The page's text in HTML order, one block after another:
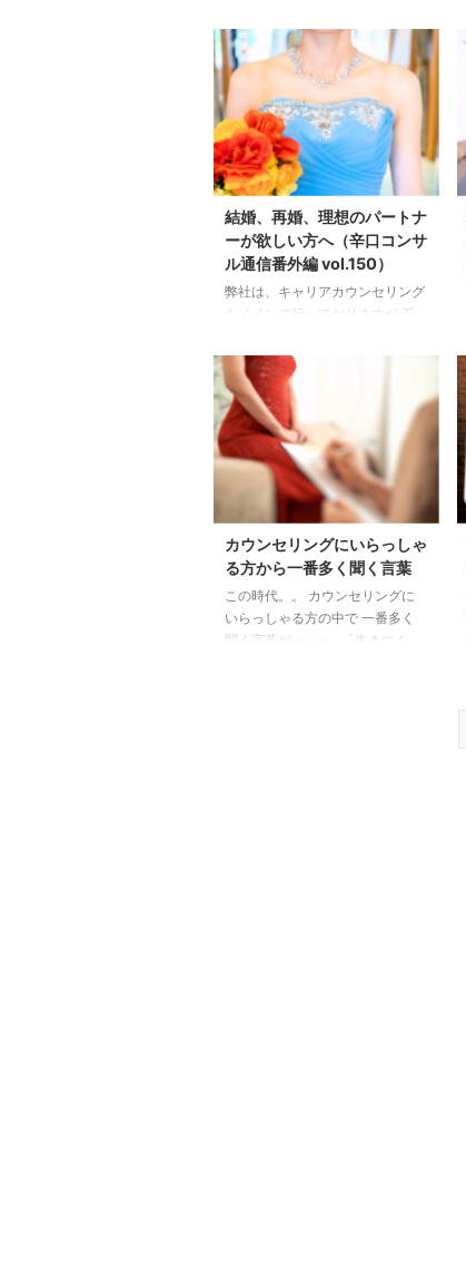
いますが・・・ お台場で一番好
きな商業施設でした。
この
景色がなくなってしまうなん
て・・勿体ない。 ハワイアンフ
ェスティバルも、本当に良かっ
た。
先週、仕事の関係でお
台場にやっと行けました。 いつ
もお世話になっている ショップ
のスタッフさんににご挨拶。 と
ても親切で、無理に売らない姿勢
お手紙や、私が欲しかったものが
入ると お電話をいただいた
り・・・ （売上の為と言われた
結婚、再婚、理想のパートナ
ーが欲しい方へ（辛口コンサ
ル通信番外編 vol.150）
弊社は、キャリアカウンセリング
もメインで行っておりますが 不
されないんだ」と 自己肯定感が
低くなり→更に自信を無くしてい
る方向け キャリアメンタルサポ
ートプログラムもあります。 一
番人気のカウンセリングです。
転職ではなく、天職を見つけてい
ただけるカウンセリングです。
ところが・・ 最近とても増えて
いるカウンセリングが（コロナ禍
になってから） パートナーが欲
しい、結婚したい、再婚したいの
ご相談です。 とても興味深いの
が、 「結婚に向いているか？」
カウンセリングにいらっしゃ
る方から一番多く聞く言葉
この時代。。 カウンセリングに
いらっしゃる方の中で 一番多く
聞く言葉が・・・ 「生きにく